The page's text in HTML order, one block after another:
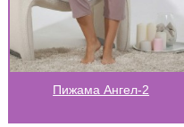
Пижама Ангел-2